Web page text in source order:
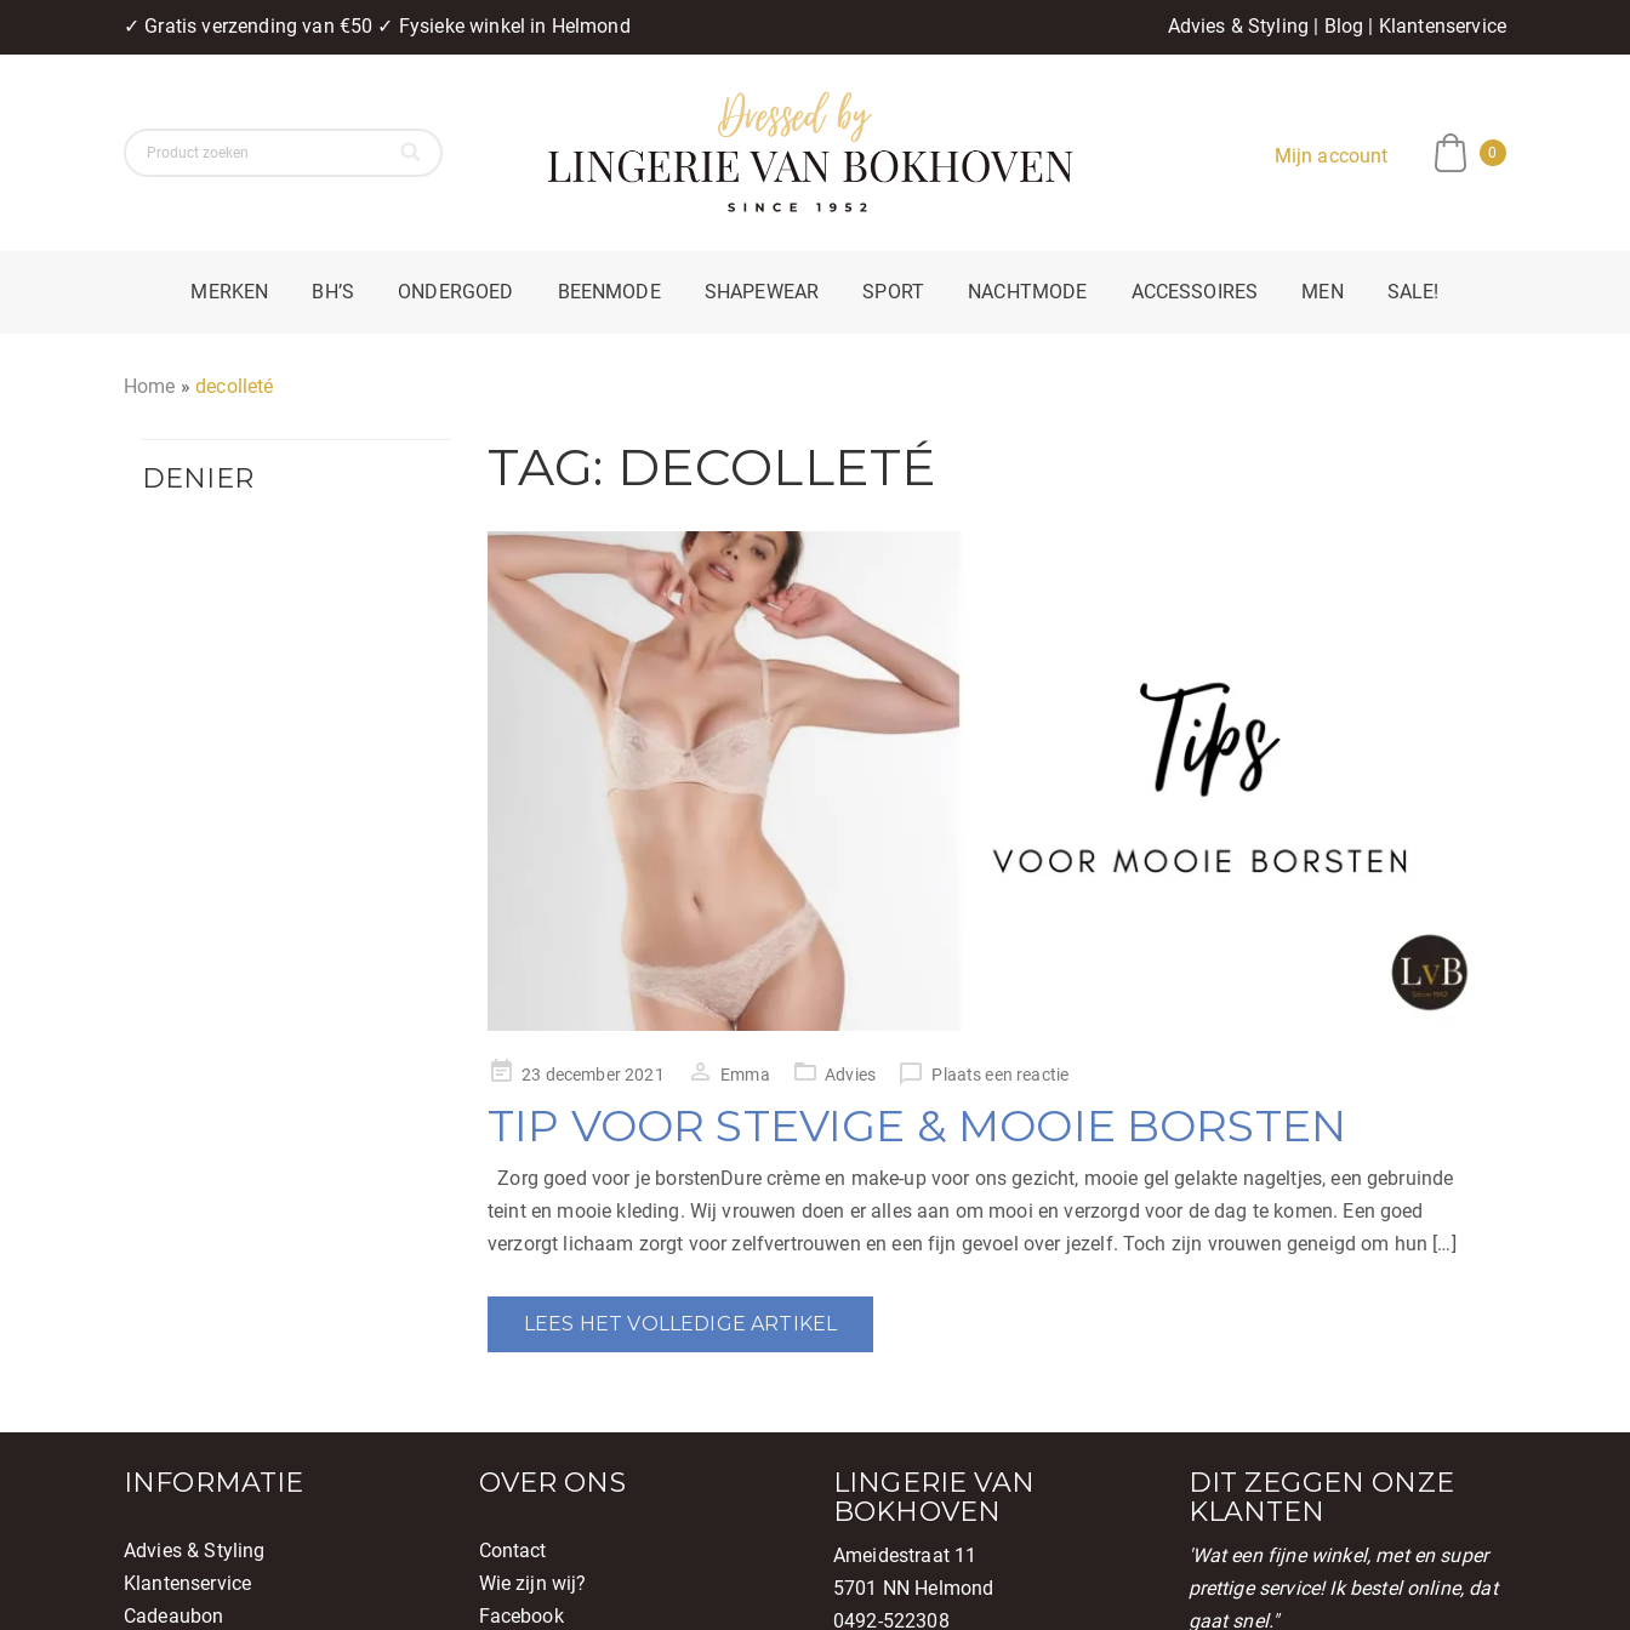
✓ Gratis verzending van €50 ✓ Fysieke winkel in Helmond Advies & Styling | Blog | Klantenservice
Mijn account 0
MERKEN BH’S ONDERGOED BEENMODE SHAPEWEAR SPORT NACHTMODE ACCESSOIRES MEN SALE!
Home »decolleté
TAG: DECOLLETÉ
geplaatst
23 december 2021 Emma Advies Plaats een reactie
TIP VOOR STEVIGE & MOOIE BORSTEN
Zorg goed voor je borstenDure crème en make-up voor ons gezicht, mooie gel gelakte nageltjes, een gebruinde
teint en mooie kleding. Wij vrouwen doen er alles aan om mooi en verzorgd voor de dag te komen. Een goed
verzorgt lichaam zorgt voor zelfvertrouwen en een fijn gevoel over jezelf. Toch zijn vrouwen geneigd om hun […]
LEES HET VOLLEDIGE ARTIKEL
DENIER
INFORMATIE
Advies & Styling
Klantenservice
Cadeaubon
OVER ONS
Contact
Wie zijn wij?
Facebook
LINGERIE VAN
BOKHOVEN
Ameidestraat 11
5701 NN Helmond
0492-522308
DIT ZEGGEN ONZE
KLANTEN
'Wat een fijne winkel, met en super
prettige service! Ik bestel online, dat
gaat snel."